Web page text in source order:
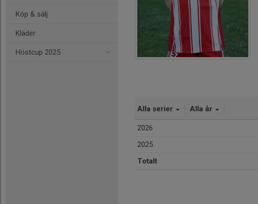
Köp & sälj
Kläder
Höstcup 2025
Alla serier Alla år
2026
2025
Totalt